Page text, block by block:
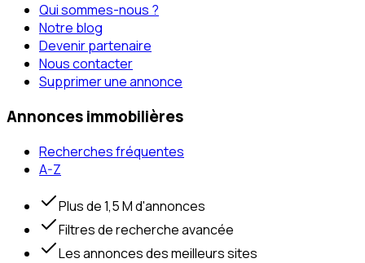
Qui sommes-nous ?
Notre blog
Devenir partenaire
Nous contacter
Supprimer une annonce
Annonces immobilières
Recherches fréquentes
A-Z
Plus de 1,5 M d'annonces
Filtres de recherche avancée
Les annonces des meilleurs sites